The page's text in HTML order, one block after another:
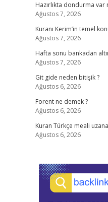
Hazırlıkta dondurma var
Ağustos 7, 2026
Kuranı Kerim’in temel
Ağustos 7, 2026
Hafta sonu bankadan
Ağustos 7, 2026
Git gide neden bitişik ?
Ağustos 6, 2026
Forent ne demek ?
Ağustos 6, 2026
Kuran Türkçe meali
Ağustos 6, 2026